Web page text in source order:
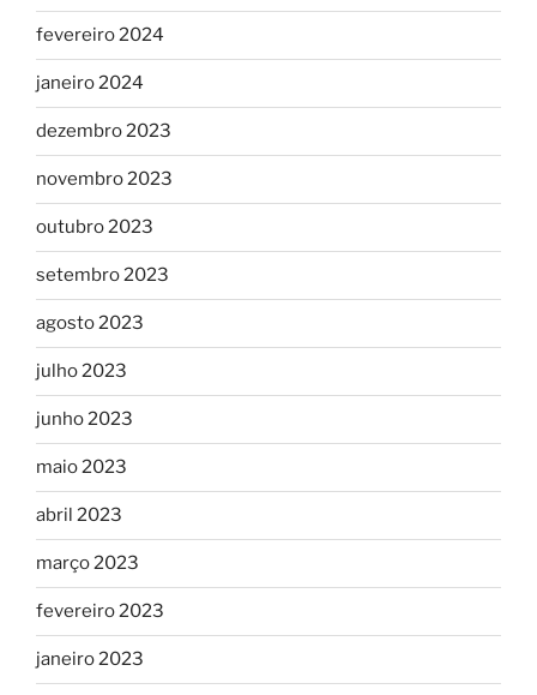
fevereiro 2024
janeiro 2024
dezembro 2023
novembro 2023
outubro 2023
setembro 2023
agosto 2023
julho 2023
junho 2023
maio 2023
abril 2023
março 2023
fevereiro 2023
janeiro 2023